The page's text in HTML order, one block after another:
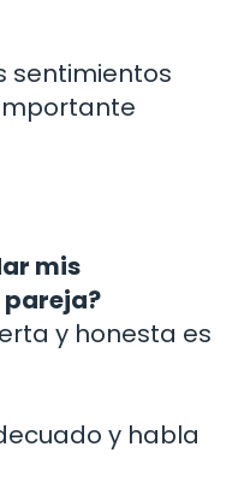
sentimientos
mis
y honesta es
y habla